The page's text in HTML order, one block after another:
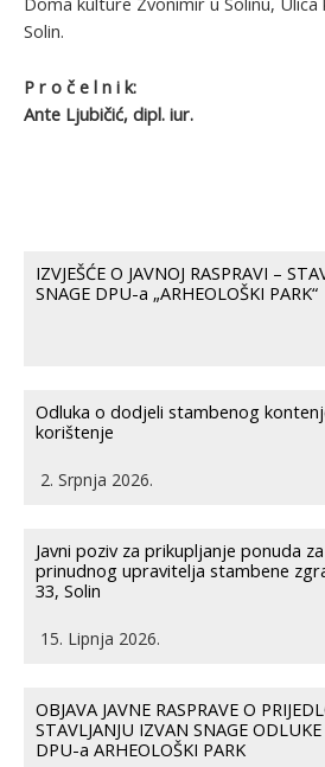
Solin.
P r o č e l n i k:
Ante Ljubičić, dipl. iur.
IZVJEŠĆE O JAVNOJ RASPRAVI –
SNAGE DPU-a „ARHEOLOŠKI PARK“
Odluka o dodjeli stambenog
korištenje
2. Srpnja 2026.
Javni poziv za prikupljanje ponuda
prinudnog upravitelja stambene
33, Solin
15. Lipnja 2026.
OBJAVA JAVNE RASPRAVE O
STAVLJANJU IZVAN SNAGE
DPU-a ARHEOLOŠKI PARK